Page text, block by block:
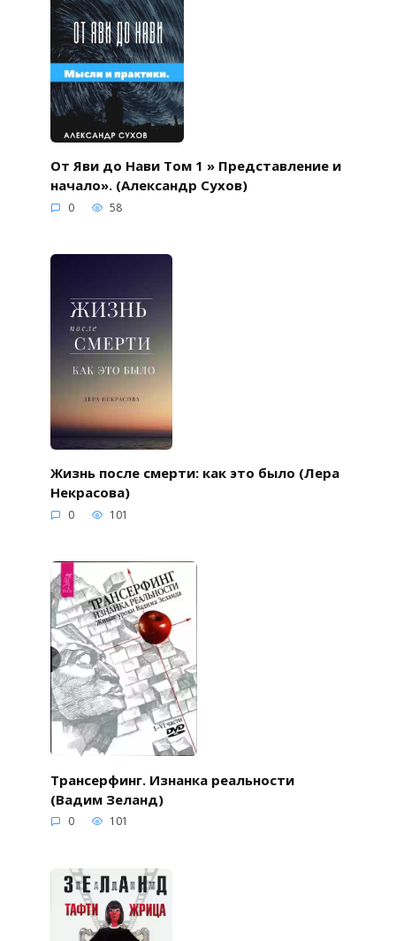
От Яви до Нави Том 1 » Представление и
начало». (Александр Сухов)
0 58
Жизнь после смерти: как это было (Лера
Некрасова)
0 101
Трансерфинг. Изнанка реальности
(Вадим Зеланд)
0 101